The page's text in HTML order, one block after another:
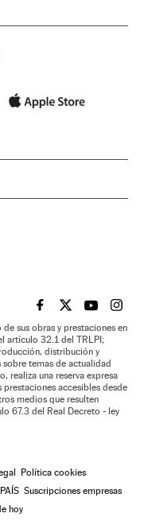
EL PAÍS BRASIL EN
EL PAÍSEL PAÍS
EL
sus obras y prestaciones en
artículo 32.1 del TRLPI;
distribución y
temas de actualidad
realiza una reserva expresa
accesibles desde
medios que resulten
67.3 del Real Decreto - ley
Política cookies
Suscripciones empresas
hoy